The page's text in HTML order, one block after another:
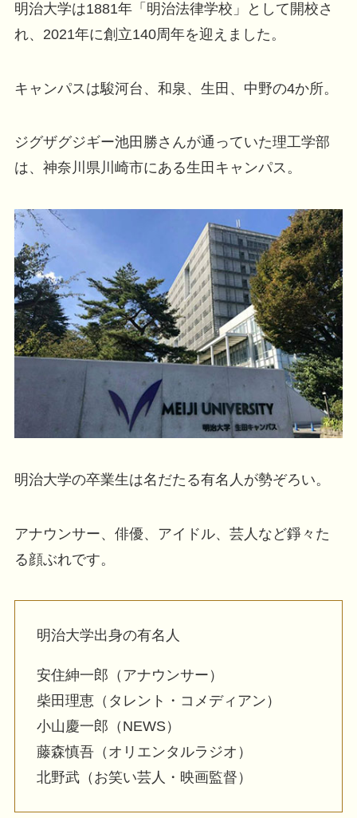
明治大学は1881年「明治法律学校」として開校さ
れ、2021年に創立140周年を迎えました。
キャンパスは駿河台、和泉、生田、中野の4か所。
ジグザグジギー池田勝さんが通っていた理工学部
は、神奈川県川崎市にある生田キャンパス。
明治大学の卒業生は名だたる有名人が勢ぞろい。
アナウンサー、俳優、アイドル、芸人など錚々た
る顔ぶれです。
明治大学出身の有名人
安住紳一郎（アナウンサー）
柴田理恵（タレント・コメディアン）
小山慶一郎（NEWS）
藤森慎吾（オリエンタルラジオ）
北野武（お笑い芸人・映画監督）